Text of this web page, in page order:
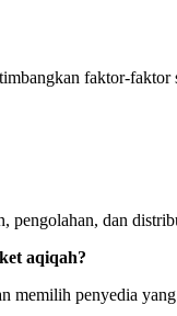
faktor-faktor
dan
aqiqah?
memilih penyedia